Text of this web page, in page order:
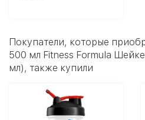
Покупатели, которые
500 мл Fitness Formula
мл), также купили